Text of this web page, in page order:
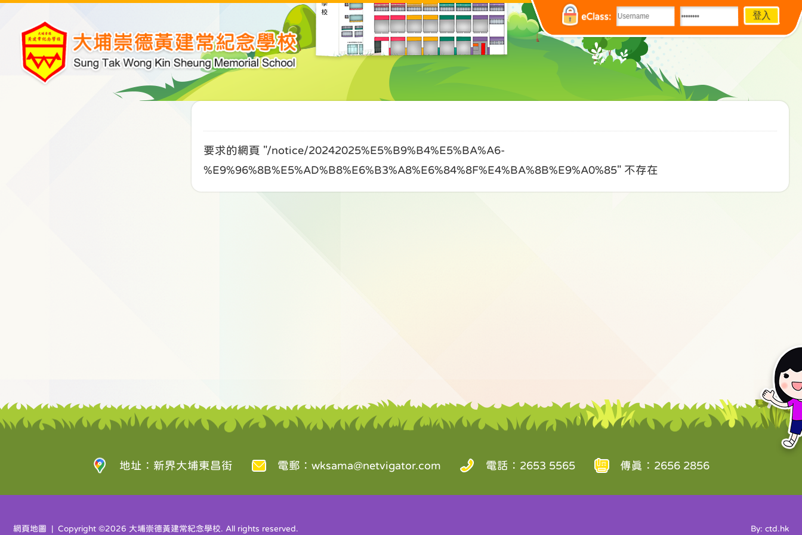
eClass:
要求的網頁 "/notice/20242025%E5%B9%B4%E5%BA%A6-
%E9%96%8B%E5%AD%B8%E6%B3%A8%E6%84%8F%E4%BA%8B%E9%A0%85" 不存在
地址：新界大埔東昌街 電郵： wksama@netvigator.com 電話：2653 5565 傳真：2656 2856
網頁地圖 | Copyright ©2026 大埔崇德黃建常紀念學校. All rights reserved. By: ctd.hk